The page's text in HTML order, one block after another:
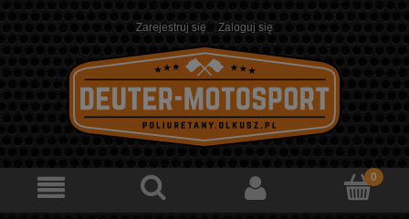
Zarejestruj się Zaloguj się